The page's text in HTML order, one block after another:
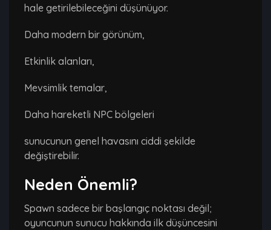
hale getirilebileceğini düşünüyor.
Daha modern bir görünüm,
Etkinlik alanları,
Mevsimlik temalar,
Daha hareketli NPC bölgeleri
sunucunun genel havasını ciddi şekilde
değiştirebilir.
Neden Önemli?
Spawn sadece bir başlangıç noktası değil;
oyuncunun sunucu hakkında ilk düşüncesini